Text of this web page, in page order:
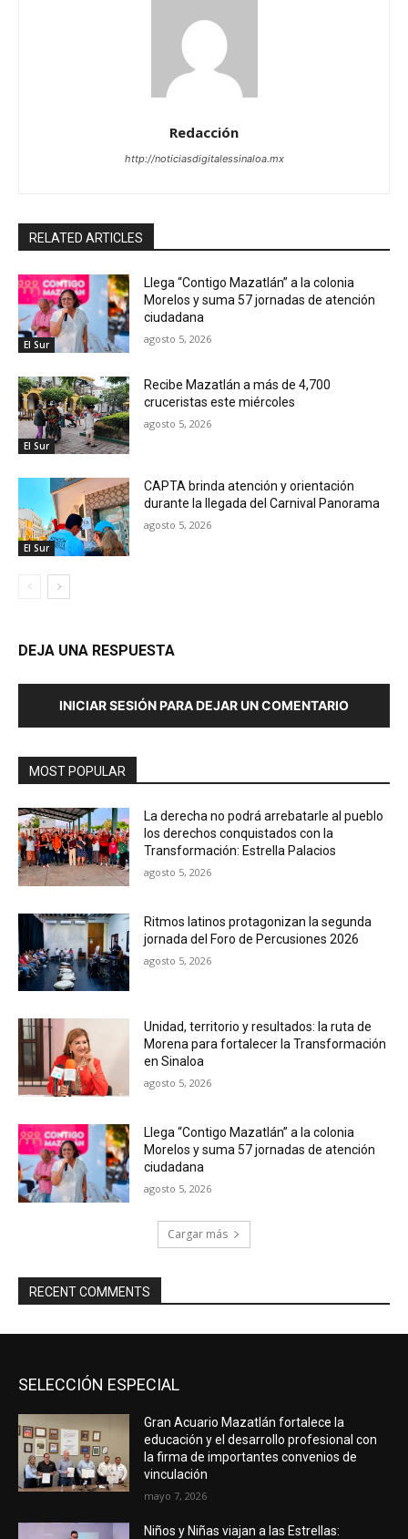
Redacción
http://noticiasdigitalessinaloa.mx
RELATED ARTICLES
El Sur
Llega “Contigo Mazatlán” a la colonia
Morelos y suma 57 jornadas de atención
ciudadana
agosto 5, 2026
El Sur
Recibe Mazatlán a más de 4,700
cruceristas este miércoles
agosto 5, 2026
El Sur
CAPTA brinda atención y orientación
durante la llegada del Carnival Panorama
agosto 5, 2026
DEJA UNA RESPUESTA
INICIAR SESIÓN PARA DEJAR UN COMENTARIO
MOST POPULAR
La derecha no podrá arrebatarle al pueblo
los derechos conquistados con la
Transformación: Estrella Palacios
agosto 5, 2026
Ritmos latinos protagonizan la segunda
jornada del Foro de Percusiones 2026
agosto 5, 2026
Unidad, territorio y resultados: la ruta de
Morena para fortalecer la Transformación
en Sinaloa
agosto 5, 2026
Llega “Contigo Mazatlán” a la colonia
Morelos y suma 57 jornadas de atención
ciudadana
agosto 5, 2026
Cargar más
RECENT COMMENTS
SELECCIÓN ESPECIAL
Gran Acuario Mazatlán fortalece la
educación y el desarrollo profesional con
la firma de importantes convenios de
vinculación
mayo 7, 2026
Niños y Niñas viajan a las Estrellas: